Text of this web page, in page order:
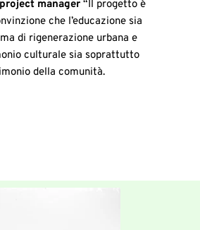
manager “Il progetto è
che l’educazione sia
di rigenerazione urbana e
culturale sia soprattutto
della comunità.